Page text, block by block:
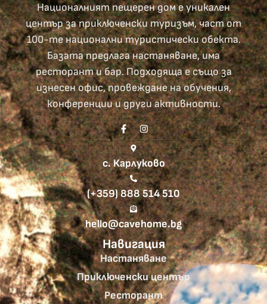
Националният пещерен дом е уникален
център за приключенски туризъм, част от
100-те национални туристически обекта.
Базата предлага настаняване, има
ресторант и бар. Подходяща е също за
изнесен офис, провеждане на обучения,
конференции и други активности.
с. Карлуково
(+359) 888 514 510
hello@cavehome.bg
Навигация
Настаняване
Приключенски център
Ресторант